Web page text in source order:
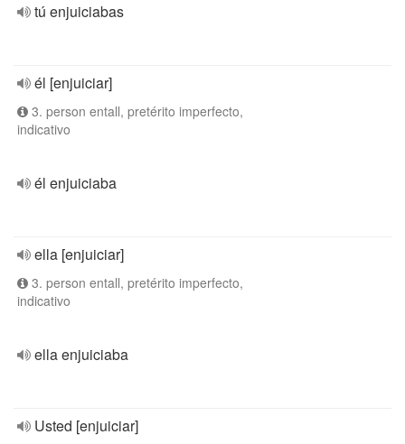
tú enjuiciabas
él [enjuiciar]
3. person entall, pretérito imperfecto,
indicativo
él enjuiciaba
ella [enjuiciar]
3. person entall, pretérito imperfecto,
indicativo
ella enjuiciaba
Usted [enjuiciar]